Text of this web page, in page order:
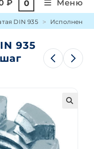
₽ 0 Меню
DIN 935 Исполнение
935